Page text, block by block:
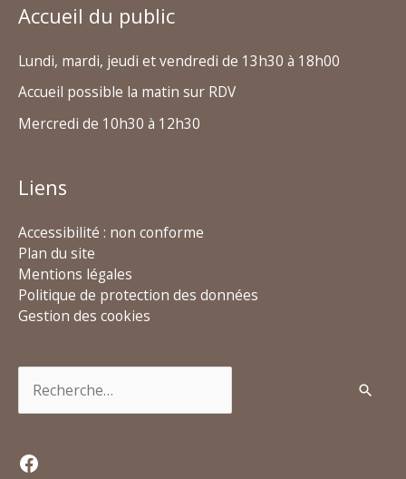
Accueil du public
Lundi, mardi, jeudi et vendredi de 13h30 à 18h00
Accueil possible la matin sur RDV
Mercredi de 10h30 à 12h30
Liens
Accessibilité : non conforme
Plan du site
Mentions légales
Politique de protection des données
Gestion des cookies
Facebook